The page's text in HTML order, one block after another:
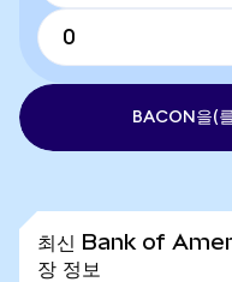
BACON을(
최신 Bank of
장 정보